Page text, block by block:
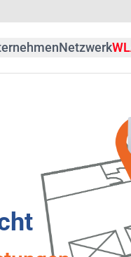
Netzwerk